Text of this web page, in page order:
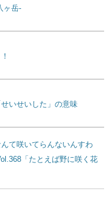
ヶ岳-
いせいした」の意味
て咲いてらんないんすわ
「たとえば野に咲く花